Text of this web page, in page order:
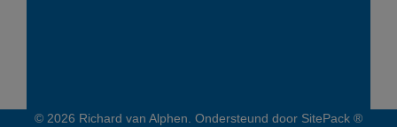
© 2026 Richard van Alphen. Ondersteund door SitePack ®